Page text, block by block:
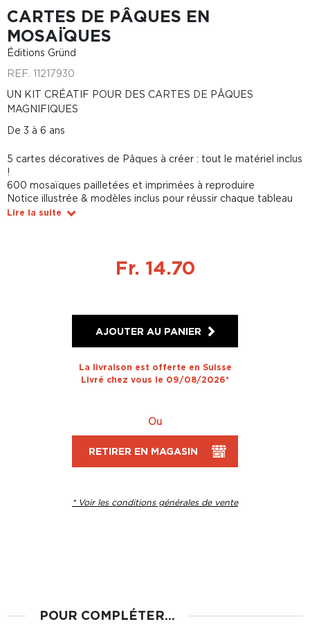
CARTES DE PÂQUES EN
MOSAÏQUES
Éditions Gründ
REF. 11217930
UN KIT CRÉATIF POUR DES CARTES DE PÂQUES
MAGNIFIQUES
De 3 à 6 ans
5 cartes décoratives de Pâques à créer : tout le matériel inclus
!
600 mosaïques pailletées et imprimées à reproduire
Notice illustrée & modèles inclus pour réussir chaque tableau
Lire la suite
Fr. 14.70
AJOUTER AU PANIER
La livraison est offerte en Suisse
Livré chez vous le 09/08/2026*
Ou
RETIRER EN MAGASIN
* Voir les conditions générales de vente
POUR COMPLÉTER...